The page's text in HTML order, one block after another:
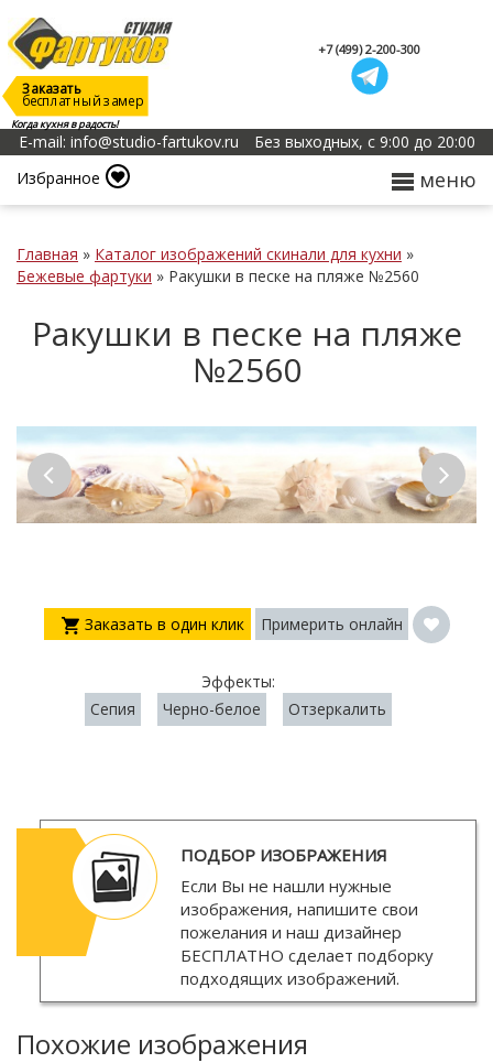
Когда кухня в радость!
Заказать
бесплатный замер
+7 (499) 2-200-300
E-mail: info@studio-fartukov.ru
Без выходных, с 9:00 до 20:00
Избранное
меню
Главная » Каталог изображений скинали для кухни »
Бежевые фартуки » Ракушки в песке на пляже №2560
Ракушки в песке на пляже
№2560
Заказать в один клик Примерить онлайн
Эффекты:
Сепия
Черно-белое Отзеркалить
ПОДБОР ИЗОБРАЖЕНИЯ
Если Вы не нашли нужные
изображения, напишите свои
пожелания и наш дизайнер
БЕСПЛАТНО сделает подборку
подходящих изображений.
Похожие изображения